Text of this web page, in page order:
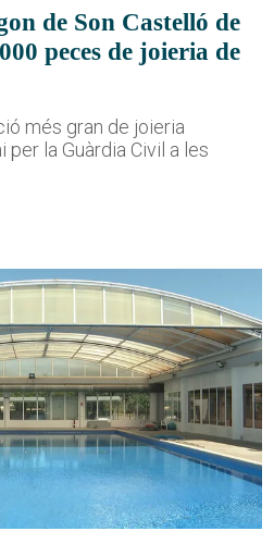
de Son Castelló de
peces de joieria de
més gran de joieria
la Guàrdia Civil a les